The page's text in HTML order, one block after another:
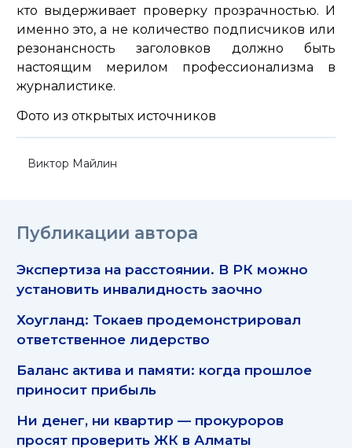
кто выдерживает проверку прозрачностью. И
именно это, а не количество подписчиков или
резонансность заголовков должно быть
настоящим мерилом профессионализма в
журналистике.
Фото из открытых источников
Виктор Майлин
Публикации автора
Экспертиза на расстоянии. В РК можно
установить инвалидность заочно
Хоугланд: Токаев продемонстрировал
ответственное лидерство
Баланс актива и памяти: когда прошлое
приносит прибыль
Ни денег, ни квартир — прокуроров
просят проверить ЖК в Алматы